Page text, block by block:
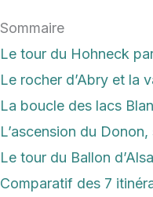
Sommaire
Le tour du Hohneck
Le rocher d’Abry et la
La boucle des lacs
L’ascension du
Le tour du Ballon
Comparatif des 7